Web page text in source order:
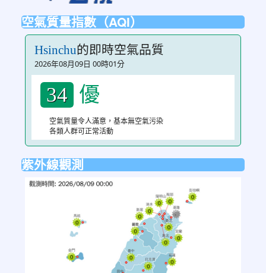
空氣質量指數（AQI）
Hsinchu的即時空氣品質
2026年08月09日 00時01分
34 優
空氣質量令人滿意，基本無空氣污染
各類人群可正常活動
紫外線觀測